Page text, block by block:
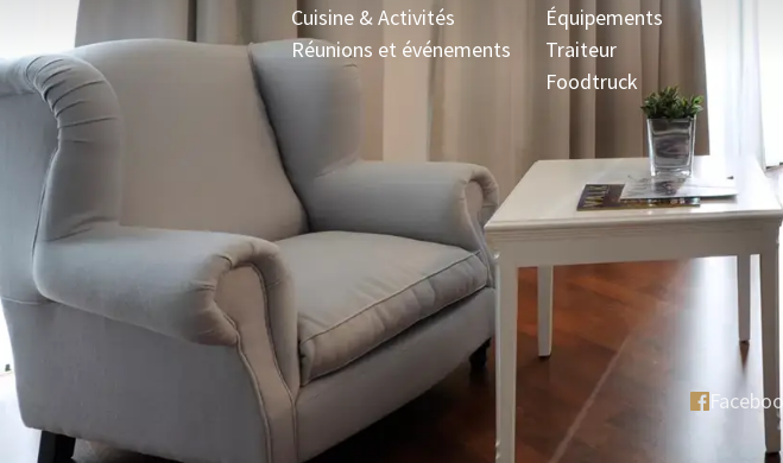
Cuisine & Activités
Réunions et événements
Équipements
Traiteur
Foodtruck
Facebook